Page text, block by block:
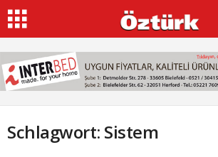
Schlagwort: Sistem